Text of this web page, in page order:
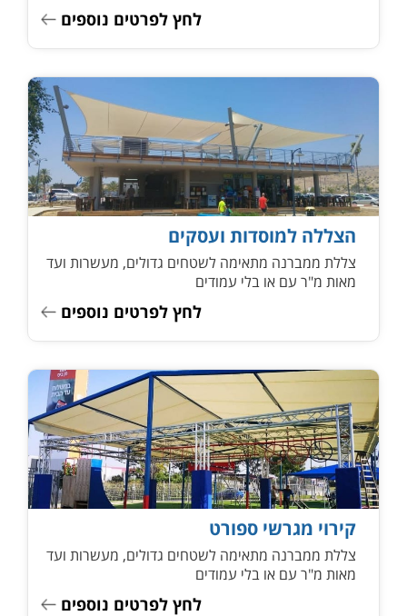
לחץ לפרטים נוספים
הצללה למוסדות ועסקים
צללת ממברנה מתאימה לשטחים גדולים, מעשרות ועד
מאות מ"ר עם או בלי עמודים
לחץ לפרטים נוספים
קירוי מגרשי ספורט
צללת ממברנה מתאימה לשטחים גדולים, מעשרות ועד
מאות מ"ר עם או בלי עמודים
לחץ לפרטים נוספים